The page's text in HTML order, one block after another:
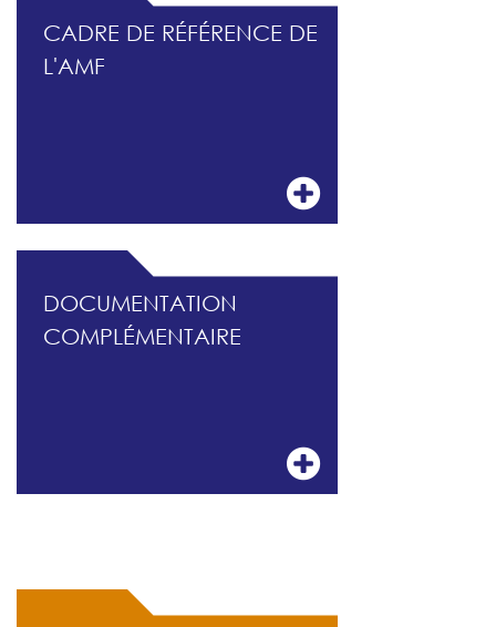
CADRE DE RÉFÉRENCE DE
L'AMF
DOCUMENTATION
COMPLÉMENTAIRE